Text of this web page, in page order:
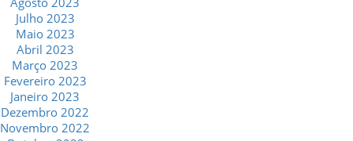
Julho 2023
Maio 2023
Abril 2023
Março 2023
Fevereiro 2023
Janeiro 2023
Dezembro 2022
Novembro 2022